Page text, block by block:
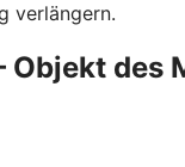
verlängern.
des